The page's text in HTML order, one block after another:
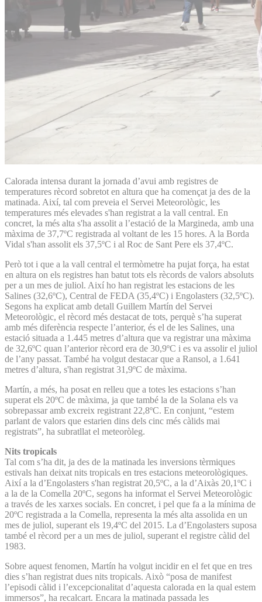
Calorada intensa durant la jornada d’avui amb registres de
temperatures rècord sobretot en altura que ha començat ja des de la
matinada. Així, tal com preveia el Servei Meteorològic, les
temperatures més elevades s'han registrat a la vall central. En
concret, la més alta s'ha assolit a l’estació de la Margineda, amb una
màxima de 37,7ºC registrada al voltant de les 15 hores. A la Borda
Vidal s'han assolit els 37,5ºC i al Roc de Sant Pere els 37,4ºC.
Però tot i que a la vall central el termòmetre ha pujat força, ha estat
en altura on els registres han batut tots els rècords de valors absoluts
per a un mes de juliol. Així ho han registrat les estacions de les
Salines (32,6ºC), Central de FEDA (35,4ºC) i Engolasters (32,5ºC).
Segons ha explicat amb detall Guillem Martín del Servei
Meteorològic, el rècord més destacat de tots, perquè s’ha superat
amb més diferència respecte l’anterior, és el de les Salines, una
estació situada a 1.445 metres d’altura que va registrar una màxima
de 32,6ºC quan l’anterior rècord era de 30,9ºC i es va assolir el juliol
de l’any passat. També ha volgut destacar que a Ransol, a 1.641
metres d’altura, s'han registrat 31,9ºC de màxima.
Martín, a més, ha posat en relleu que a totes les estacions s’han
superat els 20ºC de màxima, ja que també la de la Solana els va
sobrepassar amb excreix registrant 22,8ºC. En conjunt, “estem
parlant de valors que estarien dins dels cinc més càlids mai
registrats”, ha subratllat el meteoròleg.
Nits tropicals
Tal com s’ha dit, ja des de la matinada les inversions tèrmiques
estivals han deixat nits tropicals en tres estacions meteorològiques.
Així a la d’Engolasters s'han registrat 20,5ºC, a la d’Aixàs 20,1ºC i
a la de la Comella 20ºC, segons ha informat el Servei Meteorològic
a través de les xarxes socials. En concret, i pel que fa a la mínima de
20ºC registrada a la Comella, representa la més alta assolida en un
mes de juliol, superant els 19,4ºC del 2015. La d’Engolasters suposa
també el rècord per a un mes de juliol, superant el registre càlid del
1983.
Sobre aquest fenomen, Martín ha volgut incidir en el fet que en tres
dies s’han registrat dues nits tropicals. Això “posa de manifest
l’episodi càlid i l’excepcionalitat d’aquesta calorada en la qual estem
immersos”, ha recalcart. Encara la matinada passada les